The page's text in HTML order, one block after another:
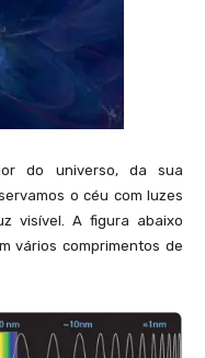
do universo, da sua
o céu com luzes
visível. A figura abaixo
vários comprimentos de